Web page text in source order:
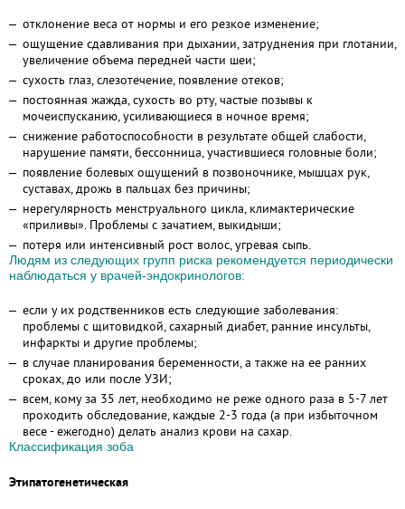
отклонение веса от нормы и его резкое изменение;
ощущение сдавливания при дыхании, затруднения при глотании,
увеличение объема передней части шеи;
сухость глаз, слезотечение, появление отеков;
постоянная жажда, сухость во рту, частые позывы к
мочеиспусканию, усиливающиеся в ночное время;
снижение работоспособности в результате общей слабости,
нарушение памяти, бессонница, участившиеся головные боли;
появление болевых ощущений в позвоночнике, мышцах рук,
суставах, дрожь в пальцах без причины;
нерегулярность менструального цикла, климактерические
«приливы». Проблемы с зачатием, выкидыши;
потеря или интенсивный рост волос, угревая сыпь.
Людям из следующих групп риска рекомендуется периодически
наблюдаться у врачей-эндокринологов:
если у их родственников есть следующие заболевания:
проблемы с щитовидкой, сахарный диабет, ранние инсульты,
инфаркты и другие проблемы;
в случае планирования беременности, а также на ее ранних
сроках, до или после УЗИ;
всем, кому за 35 лет, необходимо не реже одного раза в 5-7 лет
проходить обследование, каждые 2-3 года (а при избыточном
весе - ежегодно) делать анализ крови на сахар.
Классификация зоба
Этипатогенетическая